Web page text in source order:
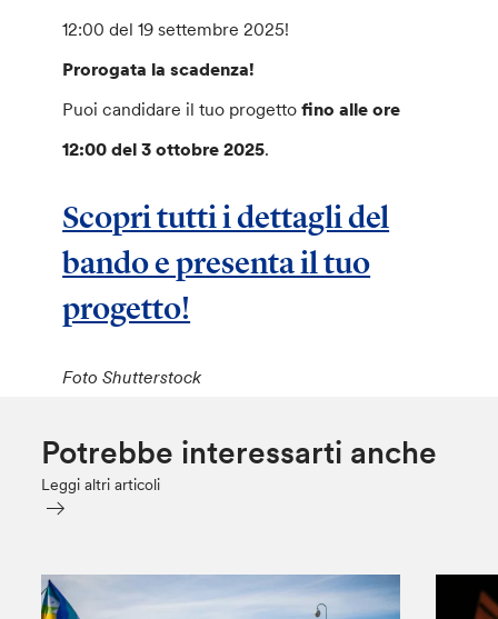
12:00 del 19 settembre 2025!
Prorogata la scadenza!
Puoi candidare il tuo progettofino alle ore
12:00 del 3 ottobre 2025.
Scopri tutti i dettagli del
bando e presenta il tuo
progetto!
Foto Shutterstock
Potrebbe interessarti anche
Leggi altri articoli